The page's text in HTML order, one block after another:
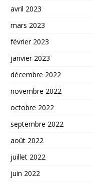
avril 2023
mars 2023
février 2023
janvier 2023
décembre 2022
novembre 2022
octobre 2022
septembre 2022
août 2022
juillet 2022
juin 2022